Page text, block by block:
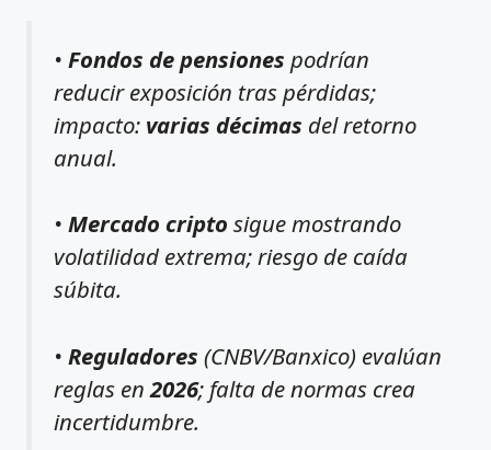
• Fondos de pensiones podrían
reducir exposición tras pérdidas;
impacto: varias décimas del retorno
anual.
• Mercado cripto sigue mostrando
volatilidad extrema; riesgo de caída
súbita.
• Reguladores (CNBV/Banxico) evalúan
reglas en2026; falta de normas crea
incertidumbre.